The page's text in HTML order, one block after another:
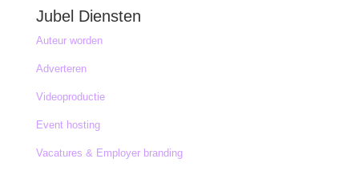
Jubel Diensten
Auteur worden
Adverteren
Videoproductie
Event hosting
Vacatures & Employer branding